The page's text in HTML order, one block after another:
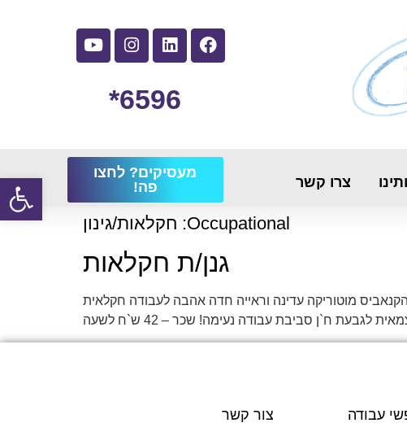
6596*
צרו קשר
מעסיקים? לחצו
פה!
Occupational: חקלאות/גינון
גנן/ת חקלאות
מוטוריקה עדינה וראייה חדה אהבה לעבודה חקלאית
עבודה צור קשר